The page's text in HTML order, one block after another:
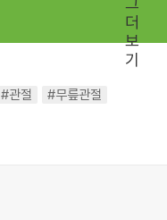
#관절
#무릎관절